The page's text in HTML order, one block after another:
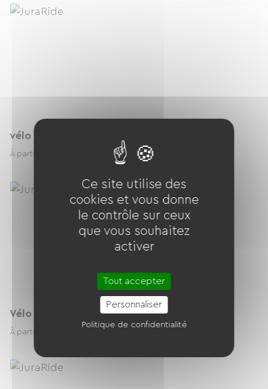
vélo classique enfant 24 pouces
À partir de 17.00 € / jour
Vélo enfant classique 20 pouce
À partir de 17.00 € / jour
Ce site utilise des
cookies et vous donne
le contrôle sur ceux
que vous souhaitez
activer
Tout accepter
Personnaliser
Politique de confidentialité